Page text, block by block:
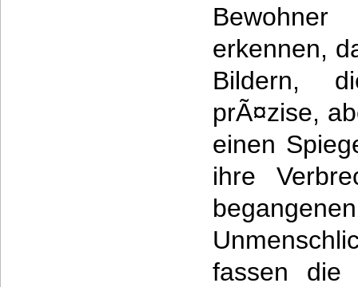
erkennen,
Bildern,
prÃ¤zise,
einen
ihre
fassen die